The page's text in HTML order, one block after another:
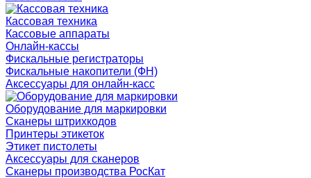
Кассовая техника
Кассовые аппараты
Онлайн-кассы
Фискальные регистраторы
Фискальные накопители (ФН)
Аксессуары для онлайн-касс
Оборудование для маркировки
Сканеры штрихкодов
Принтеры этикеток
Этикет пистолеты
Аксессуары для сканеров
Сканеры производства РосКат